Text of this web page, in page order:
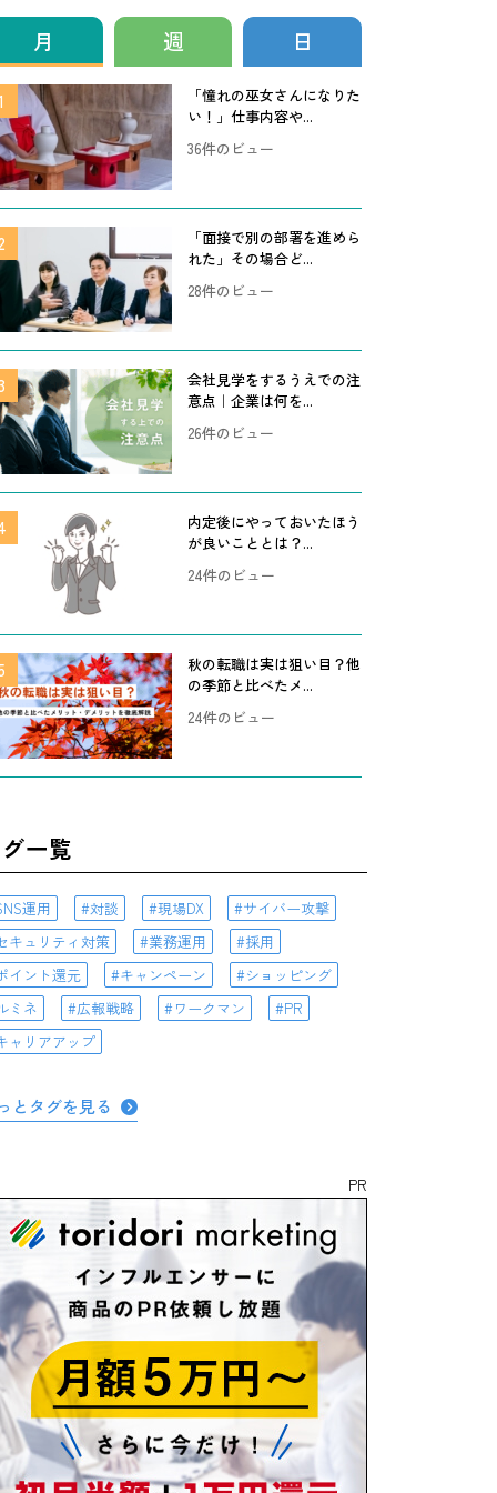
月 週 日
「憧れの巫女さんになりた
い！」仕事内容や...
36件のビュー
「面接で別の部署を進めら
れた」その場合ど...
28件のビュー
会社見学をするうえでの注
意点｜企業は何を...
26件のビュー
内定後にやっておいたほう
が良いこととは？...
24件のビュー
秋の転職は実は狙い目？他
の季節と比べたメ...
24件のビュー
一覧
運用 対談 現場DX
サイバー攻撃
キュリティ対策
業務運用
採用
イント還元
キャンペーン
ショッピング
ミネ
広報戦略 ワークマン
PR
ャリアアップ
とタグを見る
PR